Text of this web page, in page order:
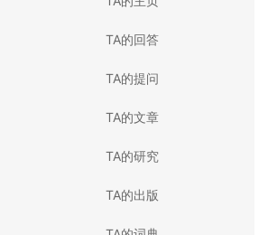
TA的回答
TA的提问
TA的文章
TA的研究
TA的出版